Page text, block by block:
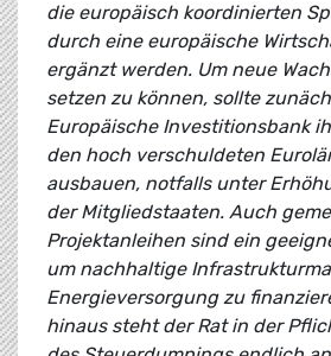
die europäisch koordinierten
durch eine europäische
ergänzt werden. Um neue
setzen zu können, sollte
Europäische Investitionsbank
den hoch verschuldeten
ausbauen, notfalls unter
der Mitgliedstaaten. Auch
Projektanleihen sind ein
um nachhaltige
Energieversorgung zu
hinaus steht der Rat in der